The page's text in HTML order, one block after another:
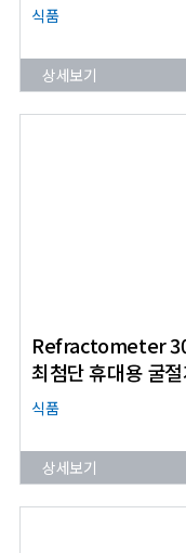
식품
상세보기
Refractometer
최첨단 휴대용 굴
식품
상세보기